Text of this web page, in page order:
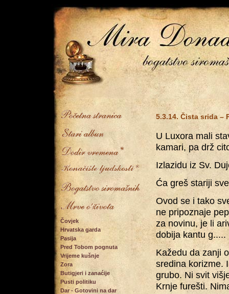
Čovjek
Hrvatska garda
Pasija
Pred Tobom pognuta
Vrijeme kušnje
Zora
Butigjeri i zanaćije
Pusti politiku
Dar - Gotovini na dar
5.3.14. Čista srida –
U Luxora mali
kamari, pa drž
Izlazidu iz Sv.
Ća greš stariji
Ovod se i tako
ne pripoznaje
za novinu, je li
dobija kantu g.....
Kažedu da zanji
sredina korizme.
grubo. Ni svit
Krnje furešti.